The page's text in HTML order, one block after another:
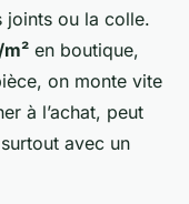
joints ou la colle.
en boutique,
on monte vite
à l’achat, peut
avec un